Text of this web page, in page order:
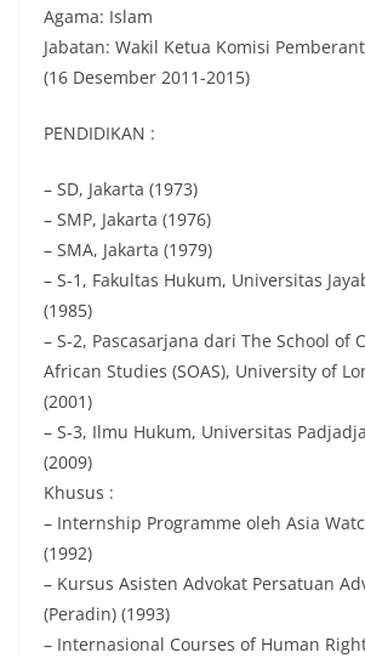
Agama: Islam
Jabatan: Wakil Ketua Komisi
(16 Desember 2011-2015)
PENDIDIKAN :
– SD, Jakarta (1973)
– SMP, Jakarta (1976)
– SMA, Jakarta (1979)
– S-1, Fakultas Hukum, Universitas
(1985)
– S-2, Pascasarjana dari The School of
African Studies (SOAS), University of
(2001)
– S-3, Ilmu Hukum, Universitas
(2009)
Khusus :
– Internship Programme oleh Asia
(1992)
– Kursus Asisten Advokat Persatuan
(Peradin) (1993)
– Internasional Courses of Human